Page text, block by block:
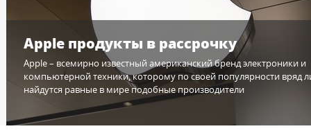
Apple продукты в рассрочку
Apple – всемирно известный американский бренд электроники и
компьютерной техники, которому по своей популярности вряд
найдутся равные в мире подобные производители